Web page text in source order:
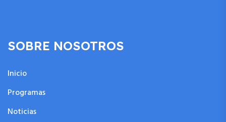
SOBRE NOSOTROS
Inicio
Programas
Noticias